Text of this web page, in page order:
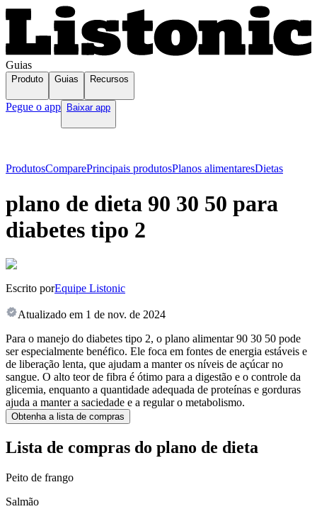
Guias
Produto Guias Recursos
Pegue o app Baixar app
ProdutosComparePrincipais produtosPlanos alimentaresDietas
plano de dieta 90 30 50 para
diabetes tipo 2
Escrito porEquipe Listonic
Atualizado em 1 de nov. de 2024
Para o manejo do diabetes tipo 2, o plano alimentar 90 30 50 pode
ser especialmente benéfico. Ele foca em fontes de energia estáveis e
de liberação lenta, que ajudam a manter os níveis de açúcar no
sangue. O alto teor de fibra é ótimo para a digestão e o controle da
glicemia, enquanto a quantidade adequada de proteínas e gorduras
ajuda a manter a saciedade e a regular o metabolismo.
Obtenha a lista de compras
Lista de compras do plano de dieta
Peito de frango
Salmão